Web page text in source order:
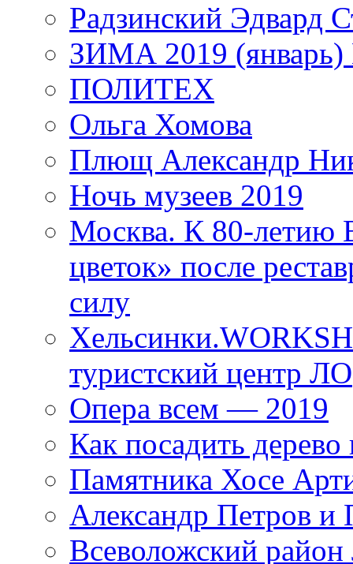
Радзинский Эдвард
ЗИМА 2019 (январь)
ПОЛИТЕХ
Ольга Хомова
Плющ Александр
Ночь музеев 2019
Москва. К 80-
цветок» после
силу
туристский центр ЛО
Опера всем — 2019
Как посадить дерево
Памятника Хосе
Александр Петров и
Всеволожский район